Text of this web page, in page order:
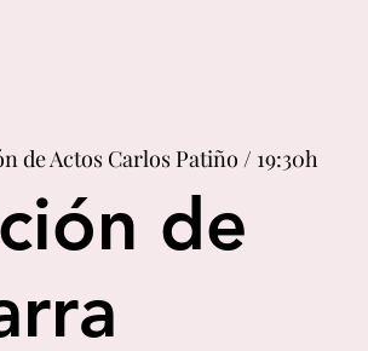
de Actos Carlos Patiño / 19:30h
de